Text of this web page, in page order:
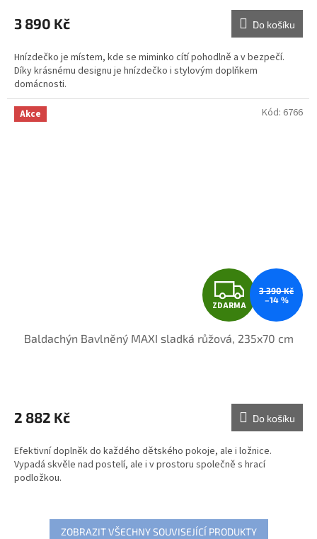
M
A
3 890 Kč Do košíku
Hnízdečko je místem, kde se miminko cítí pohodlně a v bezpečí.
Díky krásnému designu je hnízdečko i stylovým doplňkem
domácnosti.
Akce
Z
D
A
M
A
ZDARMA
3 390 Kč
–14 %
Baldachýn Bavlněný MAXI sladká růžová, 235x70 cm
2 882 Kč Do košíku
Efektivní doplněk do každého dětského pokoje, ale i ložnice.
Vypadá skvěle nad postelí, ale i v prostoru společně s hrací
podložkou.
Kód: 6766
ZOBRAZIT VŠECHNY SOUVISEJÍCÍ PRODUKTY